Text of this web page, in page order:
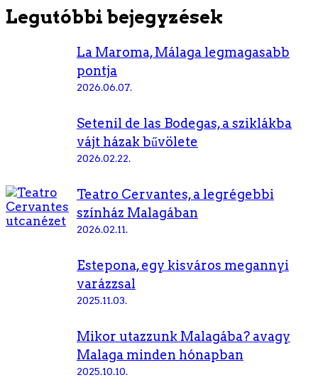
Legutóbbi bejegyzések
La Maroma, Málaga legmagasabb
pontja
2026.06.07.
Setenil de las Bodegas, a sziklákba
vájt házak bűvölete
2026.02.22.
Teatro Cervantes, a legrégebbi
színház Malagában
2026.02.11.
Estepona, egy kisváros megannyi
varázzsal
2025.11.03.
Mikor utazzunk Malagába? avagy
Malaga minden hónapban
2025.10.10.